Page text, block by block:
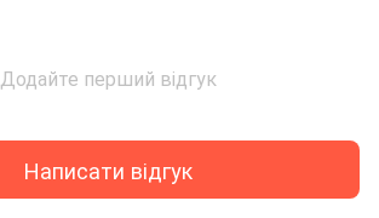
Додайте перший відгук
Написати відгук